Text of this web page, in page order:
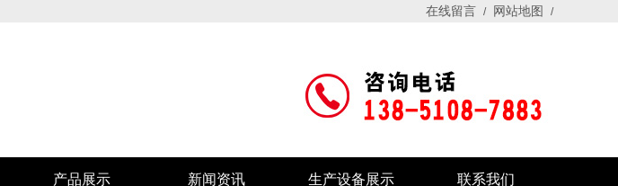
在线留言 / 网站地图 /
产品展示 新闻资讯 生产设备展示 联系我们